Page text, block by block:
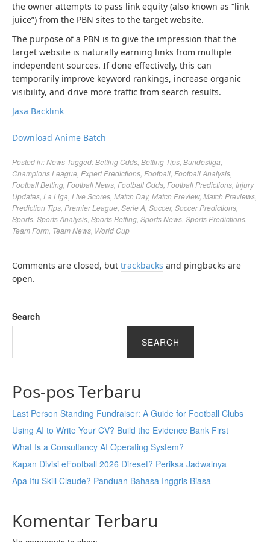
the owner attempts to pass link equity (also known as “link
juice”) from the PBN sites to the target website.
The purpose of a PBN is to give the impression that the
target website is naturally earning links from multiple
independent sources. If done effectively, this can
temporarily improve keyword rankings, increase organic
visibility, and drive more traffic from search results.
Jasa Backlink
Download Anime Batch
Posted in:News Tagged:Betting Odds Betting Tips Bundesliga
Champions League Expert Predictions Football Football Analysis
Football Betting Football News Football Odds Football Predictions Injury
Updates La Liga Live Scores Match Day, Match Preview, Match Previews
Prediction Tips Premier League Serie A Soccer, Soccer Predictions
Sports Sports Analysis Sports Betting Sports News Sports Predictions
Team Form Team News World Cup
Comments are closed, but trackbacks and pingbacks are
open.
Search
SEARCH
Pos-pos Terbaru
Last Person Standing Fundraiser: A Guide for Football Clubs
Using AI to Write Your CV? Build the Evidence Bank First
What Is a Consultancy AI Operating System?
Kapan Divisi eFootball 2026 Direset? Periksa Jadwalnya
Apa Itu Skill Claude? Panduan Bahasa Inggris Biasa
Komentar Terbaru